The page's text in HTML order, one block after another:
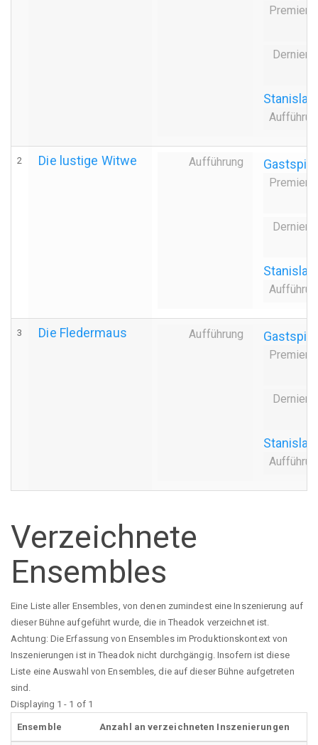
Premiere
Derniere
2 Die lustige Witwe Aufführung Gastspiel
Premiere
Derniere
3 Die Fledermaus Aufführung Gastspiel
Premiere
Derniere
Verzeichnete
Ensembles
Eine Liste aller Ensembles, von denen zumindest eine Inszenierung auf
dieser Bühne aufgeführt wurde, die in Theadok verzeichnet ist.
Achtung: Die Erfassung von Ensembles im Produktionskontext von
Inszenierungen ist in Theadok nicht durchgängig. Insofern ist diese
Liste eine Auswahl von Ensembles, die auf dieser Bühne aufgetreten
sind.
Displaying 1 - 1 of 1
Ensemble Anzahl an verzeichneten Inszenierungen